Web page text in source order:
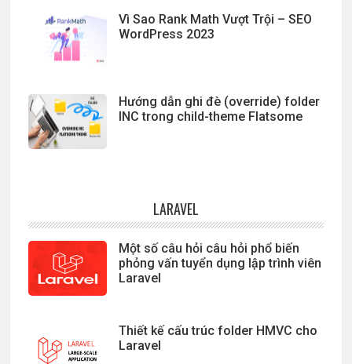
Vì Sao Rank Math Vượt Trội – SEO
WordPress 2023
Hướng dẫn ghi đè (override) folder
INC trong child-theme Flatsome
LARAVEL
Một số câu hỏi câu hỏi phổ biến
phỏng vấn tuyển dụng lập trình viên
Laravel
Thiết kế cấu trúc folder HMVC cho
Laravel